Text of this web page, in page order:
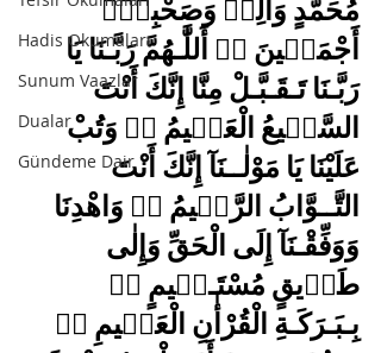
Hadis Okumaları
Sunum Vaazlar
Dualar
Gündeme Dair
مُحَمَّدٍ وَأٰلِه۪ وَصَحْبِه۪ٓ
أَجْمَع۪ينَ ﴿﴾ أَللَّٰـهُمَّ رَبَّـنَا يَا
رَبَّـنَا تَـقَـبَّـلْ مِنَّا إِنَّكَ أَنْتَ
السَّم۪يعُ الْعَل۪يمُ ﴿﴾ وَتُبْ
عَلَيْنَا يَا مَوْلٰــنَآ إِنَّكَ أَنْتَ
التَّــوَّابُ الرَّح۪يمُ ﴿﴾ وَاهْدِنَا
وَوَفِّقْـنَآ إِلَى الْحَقِّ وَإِلٰى
طَر۪يقٍ مُسْتَـق۪يمٍ ﴿﴾
بِـبَـرَكَـةِ الْقُرْأٰنِ الْعَظ۪يمِ ﴿﴾